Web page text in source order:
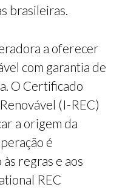
brasileiras.
a oferecer
com garantia de
O Certificado
(I-REC)
a origem da
é
regras e aos
REC